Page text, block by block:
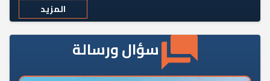
المزيد
سؤال ورسالة